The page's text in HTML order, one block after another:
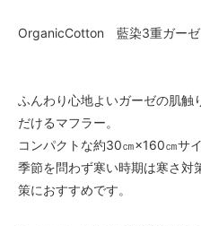
OrganicCotton 藍染3重ガー
ふんわり心地よいガーゼの肌触
だけるマフラー。
コンパクトな約30㎝×160㎝サイ
季節を問わず寒い時期は寒さ対
策におすすめです。